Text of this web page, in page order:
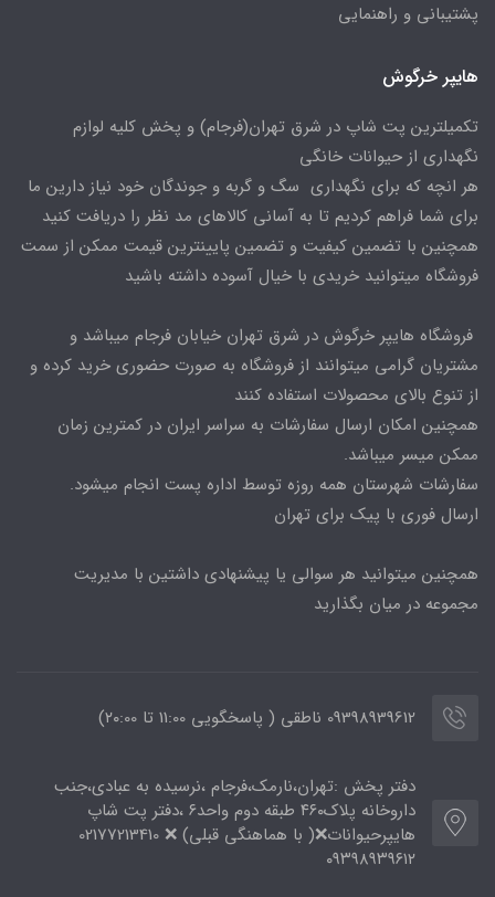
پشتیبانی و راهنمایی
هایپر خرگوش
تکمیلترین پت شاپ در شرق تهران(فرجام) و پخش کلیه لوازم
نگهداری از حیوانات خانگی
هر انچه که برای نگهداری سگ و گربه و جوندگان خود نیاز دارین ما
برای شما فراهم کردیم تا به آسانی کالاهای مد نظر را دریافت کنید
همچنین با تضمین کیفیت و تضمین پایینترین قیمت ممکن از سمت
فروشگاه میتوانید خریدی با خیال آسوده داشته باشید
فروشگاه هایپر خرگوش در شرق تهران خیابان فرجام میباشد و
مشتریان گرامی میتوانند از فروشگاه به صورت حضوری خرید کرده و
از تنوع بالای محصولات استفاده کنند
همچنین امکان ارسال سفارشات به سراسر ایران در کمترین زمان
ممکن میسر میباشد.
سفارشات شهرستان همه روزه توسط اداره پست انجام میشود.
ارسال فوری با پیک برای تهران
همچنین میتوانید هر سوالی یا پیشنهادی داشتین با مدیریت
مجموعه در میان بگذارید
09398939612 ناطقی ( پاسخگویی 11:00 تا ۲۰:00)
دفتر پخش :تهران،نارمک،فرجام ،نرسیده به عبادی،جنب
داروخانه پلاک۴۶۰ طبقه دوم واحد۶ ،دفتر پت شاپ
هایپرحیوانات❌( با هماهنگی قبلی) ❌ 02177213410
۰۹۳۹۸۹۳۹۶۱۲